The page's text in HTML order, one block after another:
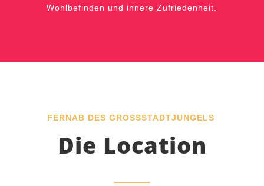
Wohlbefinden und innere Zufriedenheit.
FERNAB DES GROSSSTADTJUNGELS
Die Location